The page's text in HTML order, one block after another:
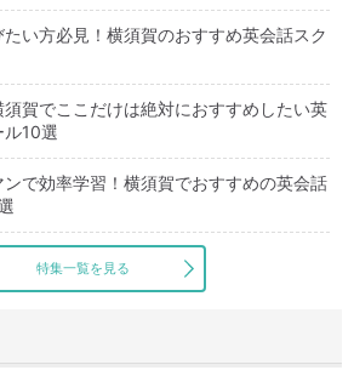
い方必見！横須賀のおすすめ英会話スク
須賀でここだけは絶対におすすめしたい英
ル10選
ンで効率学習！横須賀でおすすめの英会話
特集一覧を見る